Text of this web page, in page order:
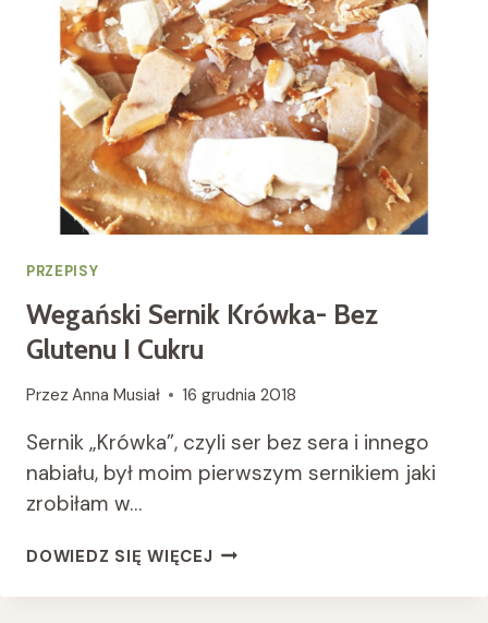
PRZEPISY
Wegański Sernik Krówka- Bez
Glutenu I Cukru
Przez Anna Musiał 16 grudnia 2018
Sernik „Krówka”, czyli ser bez sera i innego
nabiału, był moim pierwszym sernikiem jaki
zrobiłam w…
DOWIEDZ SIĘ WIĘCEJ WEGAŃSKI
KRÓWKA-